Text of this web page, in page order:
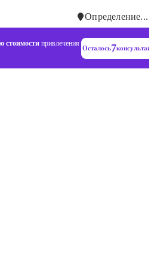
Определение...
стоимости привлечения
Осталось7